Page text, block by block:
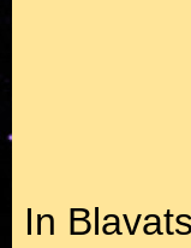
In